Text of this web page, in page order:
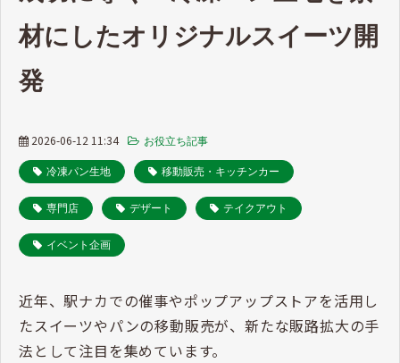
材にしたオリジナルスイーツ開
発
2026-06-12 11:34 お役立ち記事
冷凍パン生地 移動販売・キッチンカー
専門店 デザート テイクアウト
イベント企画
近年、駅ナカでの催事やポップアップストアを活用し
たスイーツやパンの移動販売が、新たな販路拡大の手
法として注目を集めています。